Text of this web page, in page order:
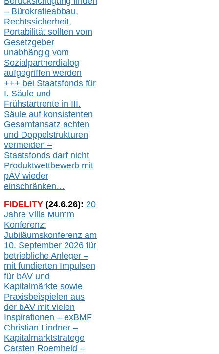
– Bürokratieabbau,
Rechtssicherheit,
Portabilität sollten vom
Gesetzgeber
unabhängig vom
Sozialpartnerdialog
aufgegriffen werden
+++ bei Staatsfonds für
I. Säule und
Frühstartrente in III.
Säule auf konsistenten
Gesamtansatz achten
und Doppelstrukturen
vermeiden –
Staatsfonds darf nicht
Produktwettbewerb mit
pAV wieder
einschränken…
FIDELITY (24.6.26): 20
Jahre Villa Mumm
Konferenz:
Jubiläumskonferenz am
10. September 2026 für
betriebliche Anleger –
mit fundierten Impulsen
für bAV und
Kapitalmärkte sowie
Praxisbeispielen aus
der bAV mit vielen
Inspirationen – exBMF
Christian Lindner –
Kapitalmarktstratege
Carsten Roemheld –